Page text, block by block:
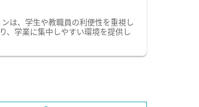
は、学生や教職員の利便性を重視し
、学業に集中しやすい環境を提供し